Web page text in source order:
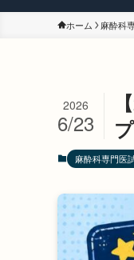
ホーム 麻酔科
2026
6/23
麻酔科専門医